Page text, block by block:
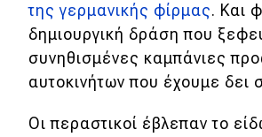
Απόψεις
Test Drive
Δοκιμή
της γερμανικής φίρμας. Και
δημιουργική δράση που
συνηθισμένες καμπάνιες
αυτοκινήτων που έχουμε δει
Οι περαστικοί έβλεπαν το